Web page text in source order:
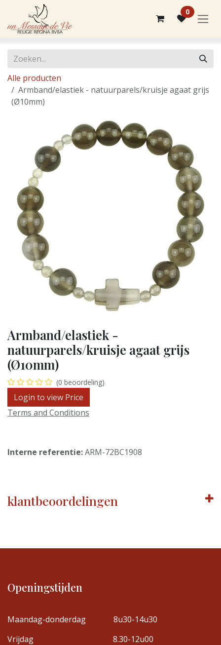
Overslaan naar inhoud
0
Alle producten
Armband/elastiek - natuurparels/kruisje agaat grijs
(Ø10mm)
Armband/elastiek -
natuurparels/kruisje agaat grijs
(Ø10mm)
(0 beoordeling)
Login to view Price
Terms and Conditions
Interne referentie:ARM-72BC1908
klantbeoordelingen
Openingstijden
Maandag-donderdag
8u30-14u30
Vrijdag
8.30-12u00